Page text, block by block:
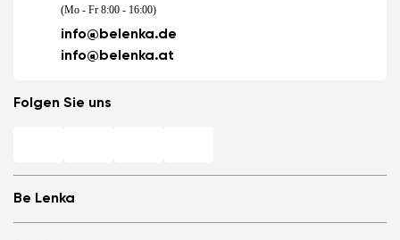
Be Lenka
(Mo - Fr 8:00 - 16:00)
info@belenka.de
info@belenka.at
Folgen Sie uns